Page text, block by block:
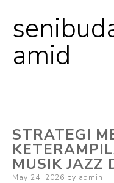
amid
STRATEGI
MUSIK JAZZ
Posted
May 24, 2026 by admin